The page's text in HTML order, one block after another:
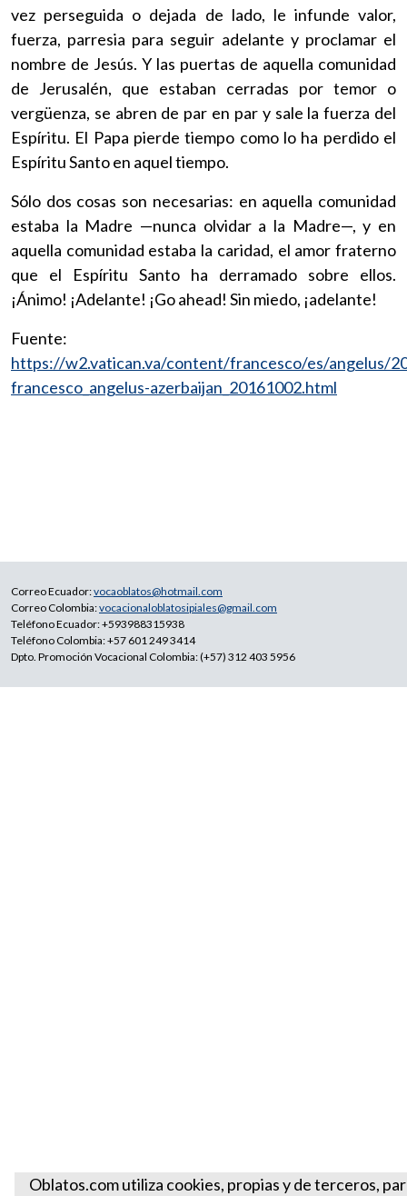
vez perseguida o dejada de lado, le infunde valor,
fuerza, parresia para seguir adelante y proclamar el
nombre de Jesús. Y las puertas de aquella comunidad
de Jerusalén, que estaban cerradas por temor o
vergüenza, se abren de par en par y sale la fuerza del
Espíritu. El Papa pierde tiempo como lo ha perdido el
Espíritu Santo en aquel tiempo.
Sólo dos cosas son necesarias: en aquella comunidad
estaba la Madre —nunca olvidar a la Madre—, y en
aquella comunidad estaba la caridad, el amor fraterno
que el Espíritu Santo ha derramado sobre ellos.
¡Ánimo! ¡Adelante! ¡Go ahead! Sin miedo, ¡adelante!
Fuente:
https://w2.vatican.va/content/francesco/es/angelus/
francesco_angelus-azerbaijan_20161002.html
Oblatos.com utiliza cookies, propias y de terceros,
Correo Ecuador:vocaoblatos@hotmail.com
Correo Colombia:vocacionaloblatosipiales@gmail.com
Teléfono Ecuador: +593988315938
Teléfono Colombia: +57 601 249 3414
Dpto. Promoción Vocacional Colombia: (+57) 312 403 5956